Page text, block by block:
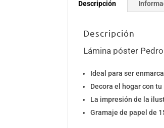
Descripción
Descripción
Lámina póster
Ideal para ser
Decora el hogar con tu
La impresión de la
Gramaje de papel de